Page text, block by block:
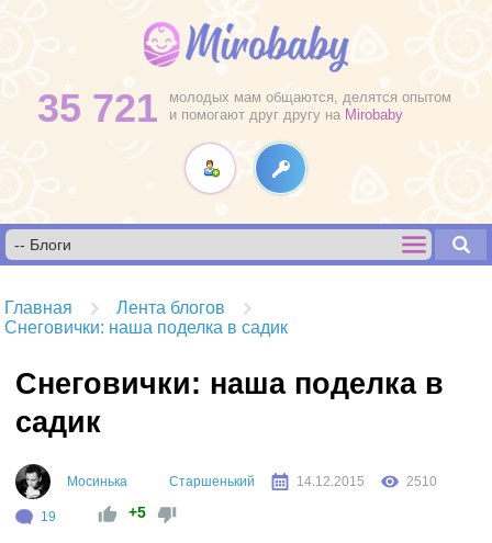
35 721
молодых мам общаются, делятся опытом
и помогают друг другу на Mirobaby
Главная
Лента блогов
Снеговички: наша поделка в садик
Снеговички: наша поделка в
садик
Мосинька Старшенький 14.12.2015 2510
19 +5